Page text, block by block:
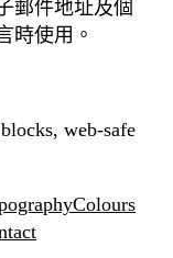
郵件地址及個
時使用。
web-safe
Colours